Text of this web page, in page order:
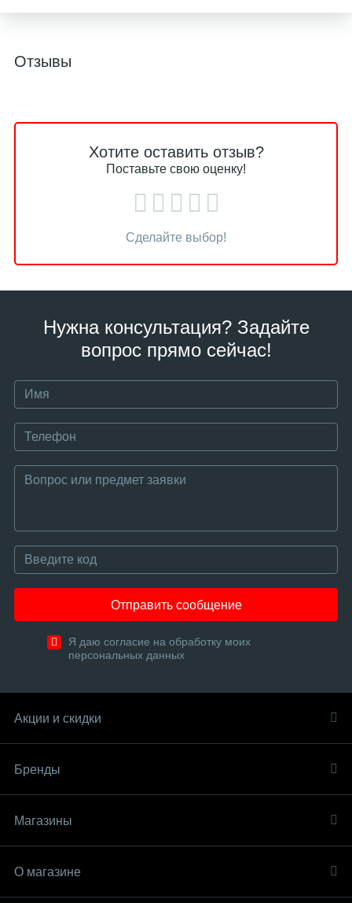
Отзывы
Хотите оставить отзыв?
Поставьте свою оценку!
Сделайте выбор!
Нужна консультация? Задайте
вопрос прямо сейчас!
Отправить сообщение
Я даю согласие на обработку моих
персональных данных
Акции и скидки
Бренды
Магазины
О магазине